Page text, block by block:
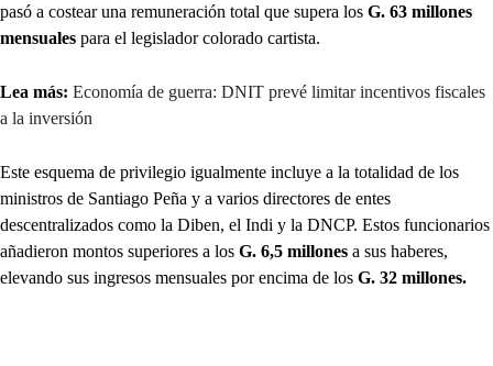
pasó a costear una remuneración total que supera los G. 63 millones
mensuales para el legislador colorado cartista.
Lea más: Economía de guerra: DNIT prevé limitar incentivos fiscales
a la inversión
Este esquema de privilegio igualmente incluye a la totalidad de los
ministros de Santiago Peña y a varios directores de entes
descentralizados como la Diben, el Indi y la DNCP. Estos funcionarios
añadieron montos superiores a los G. 6,5 millones a sus haberes,
elevando sus ingresos mensuales por encima de los G. 32 millones.